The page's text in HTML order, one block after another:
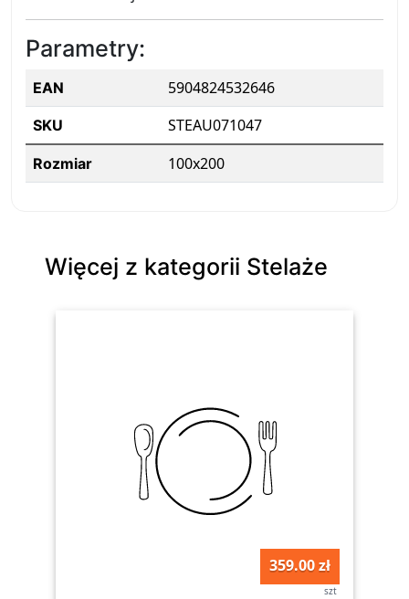
Parametry:
EAN 5904824532646
SKU STEAU071047
Rozmiar 100x200
Więcej z kategorii Stelaże
359.00 zł
szt